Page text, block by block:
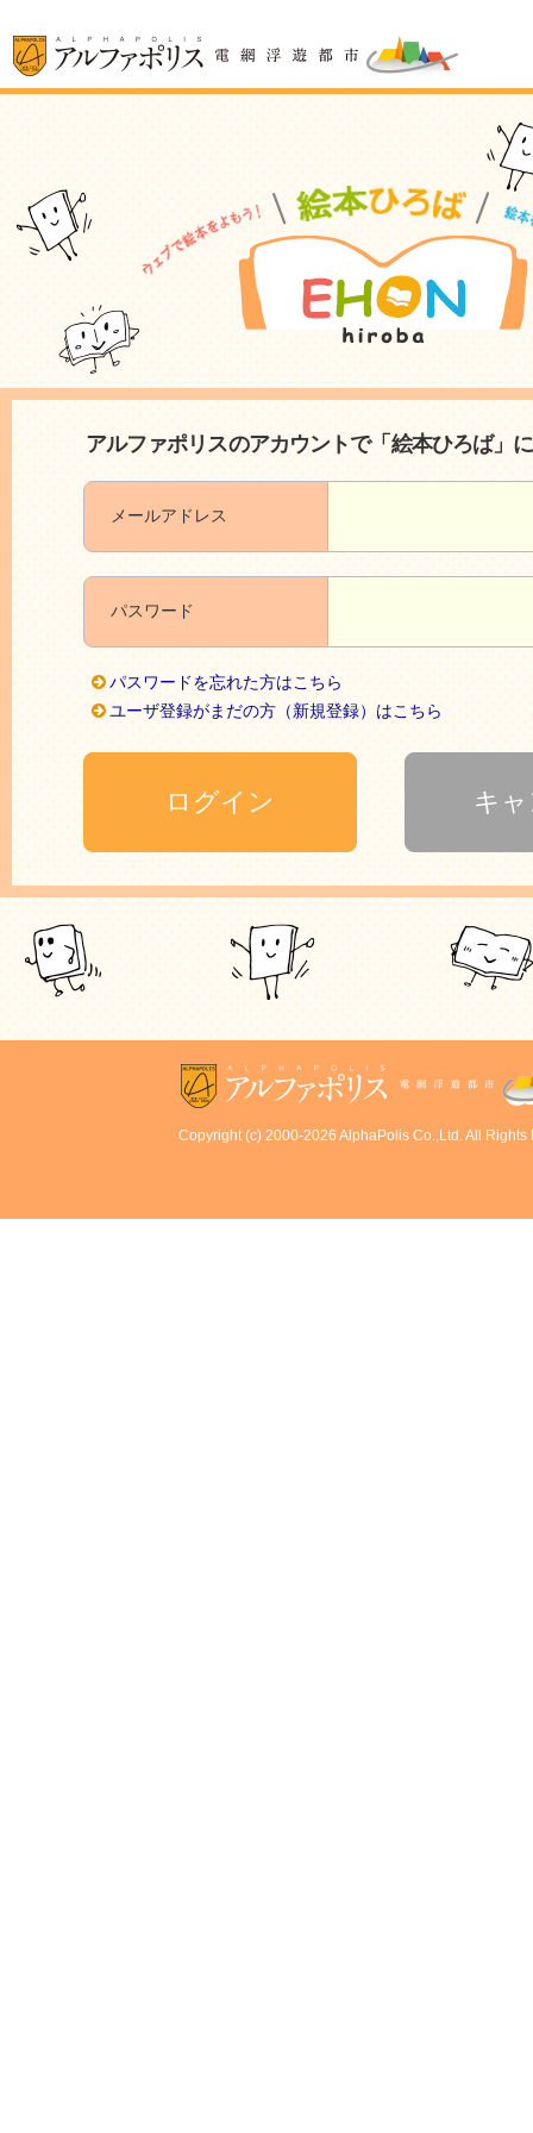
アルファポリスのアカウントで「絵本ひろば」
メールアドレス
パスワード
パスワードを忘れた方はこちら
ユーザ登録がまだの方（新規登録）はこちら
Copyright (c) 2000-2026 AlphaPolis Co.,Ltd. All Rights